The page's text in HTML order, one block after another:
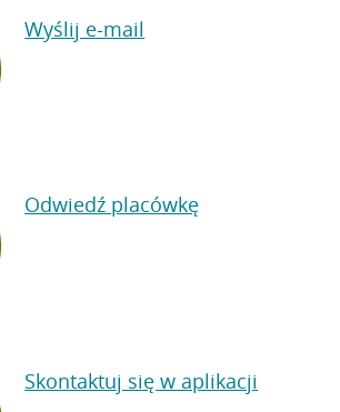
Wyślij e-mail
Odwiedź placówkę
Skontaktuj się w aplikacji